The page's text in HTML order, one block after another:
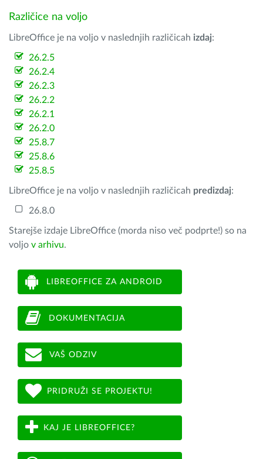
Različice na voljo
LibreOffice je na voljo v naslednjih različicah izdaj:
26.2.5
26.2.4
26.2.3
26.2.2
26.2.1
26.2.0
25.8.7
25.8.6
25.8.5
LibreOffice je na voljo v naslednjih različicah predizdaj:
26.8.0
Starejše izdaje LibreOffice (morda niso več podprte!) so na
voljo v arhivu.
LIBREOFFICE ZA ANDROID
DOKUMENTACIJA
VAŠ ODZIV
PRIDRUŽI SE PROJEKTU!
KAJ JE LIBREOFFICE?